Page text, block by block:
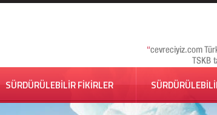
SÜRDÜRÜLEBİLİR FİKİRLER